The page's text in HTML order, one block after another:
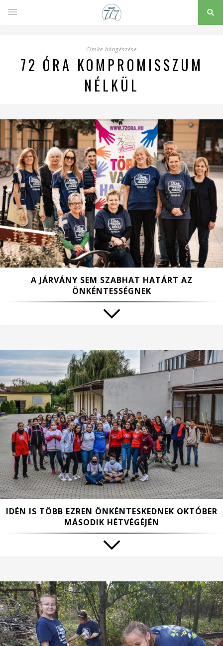
Címke böngészése
72 ÓRA KOMPROMISSZUM
NÉLKÜL
A JÁRVÁNY SEM SZABHAT HATÁRT AZ
ÖNKÉNTESSÉGNEK
IDÉN IS TÖBB EZREN ÖNKÉNTESKEDNEK OKTÓBER
MÁSODIK HÉTVÉGÉJÉN